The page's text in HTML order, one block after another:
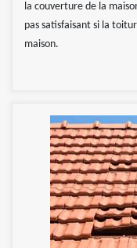
la couverture de la
pas satisfaisant si la
maison.